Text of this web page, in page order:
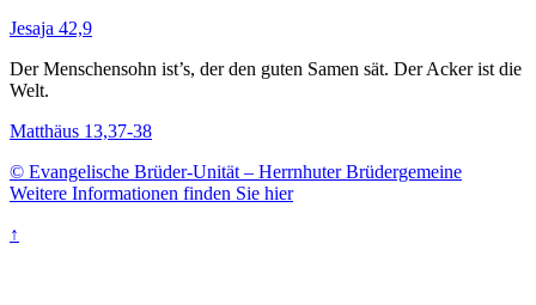
Jesaja 42,9
Der Menschensohn ist’s, der den guten Samen sät. Der Acker ist die
Welt.
Matthäus 13,37-38
© Evangelische Brüder-Unität – Herrnhuter Brüdergemeine
Weitere Informationen finden Sie hier
↑